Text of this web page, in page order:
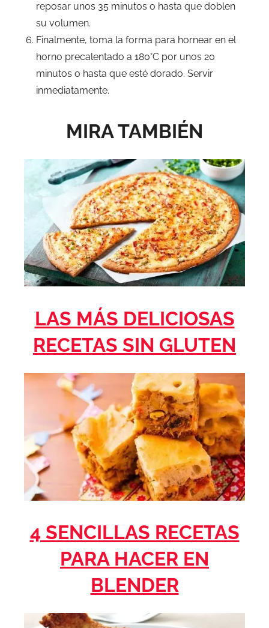
reposar unos 35 minutos o hasta que doblen
su volumen.
Finalmente, toma la forma para hornear en el
horno precalentado a 180°C por unos 20
minutos o hasta que esté dorado. Servir
inmediatamente.
MIRA TAMBIÉN
LAS MÁS DELICIOSAS
RECETAS SIN GLUTEN
4 SENCILLAS RECETAS
PARA HACER EN
BLENDER